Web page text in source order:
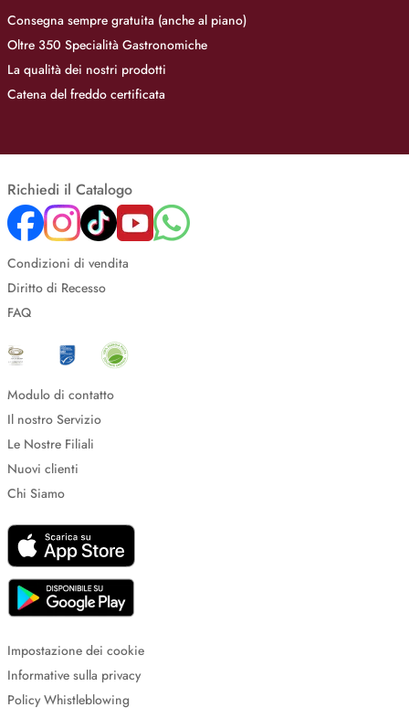
Consegna sempre gratuita (anche al piano)
Oltre 350 Specialità Gastronomiche
La qualità dei nostri prodotti
Catena del freddo certificata
Richiedi il Catalogo
Condizioni di vendita
Diritto di Recesso
FAQ
Modulo di contatto
Il nostro Servizio
Le Nostre Filiali
Nuovi clienti
Chi Siamo
Impostazione dei cookie
Informative sulla privacy
Policy Whistleblowing